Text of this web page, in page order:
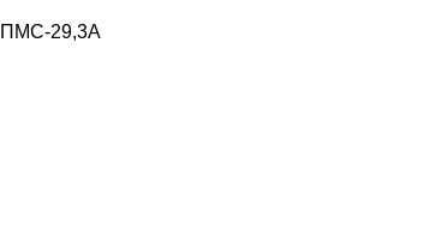
ПМС-29,3А